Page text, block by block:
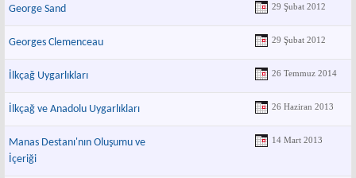
George Sand 29 Şubat 2012
Georges Clemenceau 29 Şubat 2012
İlkçağ Uygarlıkları 26 Temmuz 2014
İlkçağ ve Anadolu Uygarlıkları 26 Haziran 2013
Manas Destanı'nın Oluşumu ve
İçeriği
14 Mart 2013